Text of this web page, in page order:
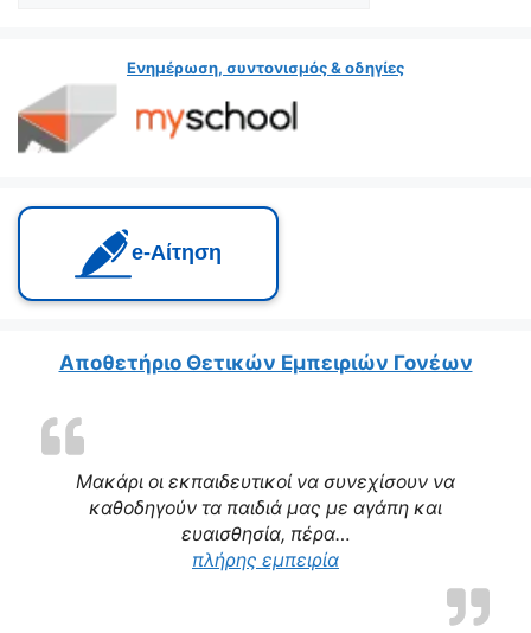
Ενημέρωση, συντονισμός & οδηγίες
e‑Αίτηση
Μακάρι οι εκπαιδευτικοί να συνεχίσουν να
καθοδηγούν τα παιδιά μας με αγάπη και
ευαισθησία, πέρα…
πλήρης εμπειρία“Η δασκάλα μας
Αποθετήριο Θετικών Εμπειριών Γονέων